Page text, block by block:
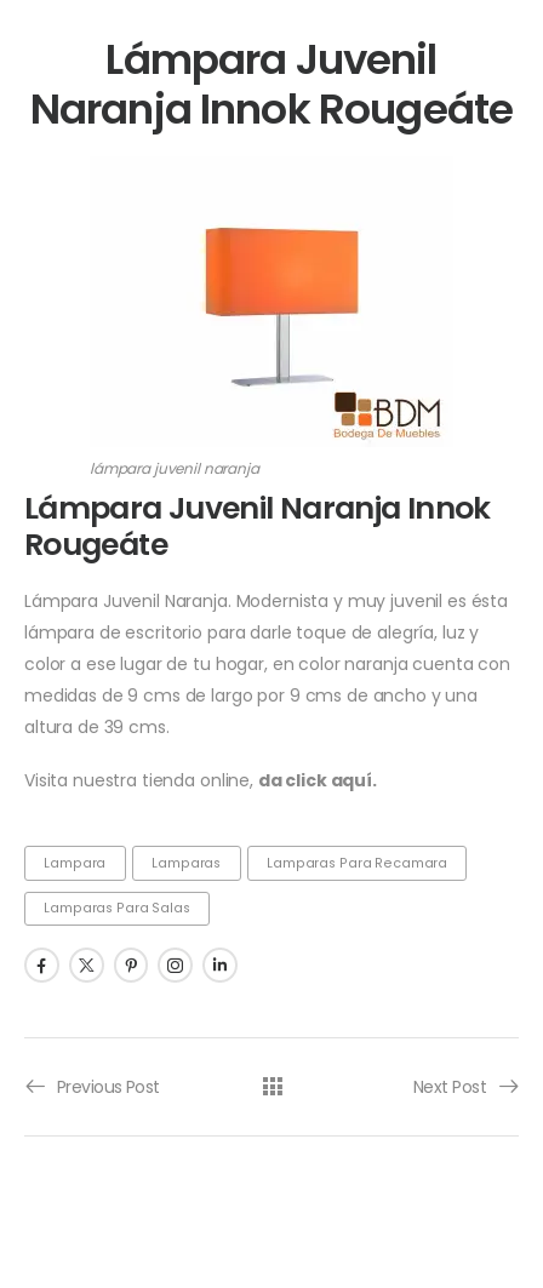
Lámpara Juvenil
Naranja Innok Rougeáte
lámpara juvenil naranja
Lámpara Juvenil Naranja Innok
Rougeáte
Lámpara Juvenil Naranja. Modernista y muy juvenil es ésta
lámpara de escritorio para darle toque de alegría, luz y
color a ese lugar de tu hogar, en color naranja cuenta con
medidas de 9 cms de largo por 9 cms de ancho y una
altura de 39 cms.
Visita nuestra tienda online, da click aquí.
Lampara Lamparas Lamparas Para Recamara
Lamparas Para Salas
Previous Post Next Post